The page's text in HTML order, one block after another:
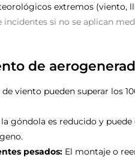
extremos (viento,
incidentes si no se aplican
de
de viento pueden superar los
góndola es reducido y
pesados: El montaje o